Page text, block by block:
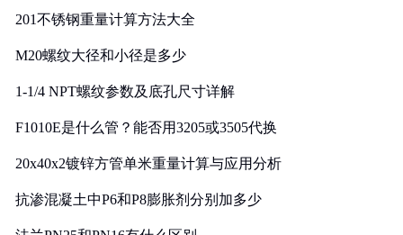
201不锈钢重量计算方法大全
M20螺纹大径和小径是多少
1-1/4 NPT螺纹参数及底孔尺寸详解
F1010E是什么管？能否用3205或3505代换
20x40x2镀锌方管单米重量计算与应用分析
抗渗混凝土中P6和P8膨胀剂分别加多少